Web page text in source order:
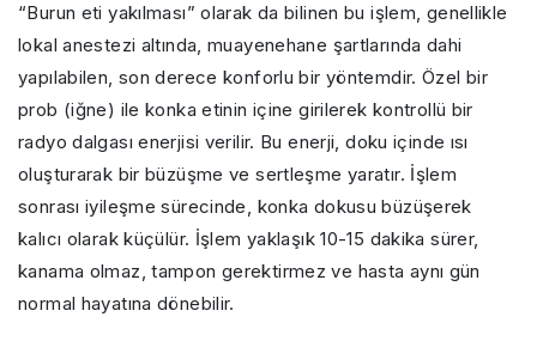
“Burun eti yakılması” olarak da bilinen bu işlem, genellikle
lokal anestezi altında, muayenehane şartlarında dahi
yapılabilen, son derece konforlu bir yöntemdir. Özel bir
prob (iğne) ile konka etinin içine girilerek kontrollü bir
radyo dalgası enerjisi verilir. Bu enerji, doku içinde ısı
oluşturarak bir büzüşme ve sertleşme yaratır. İşlem
sonrası iyileşme sürecinde, konka dokusu büzüşerek
kalıcı olarak küçülür. İşlem yaklaşık 10-15 dakika sürer,
kanama olmaz, tampon gerektirmez ve hasta aynı gün
normal hayatına dönebilir.